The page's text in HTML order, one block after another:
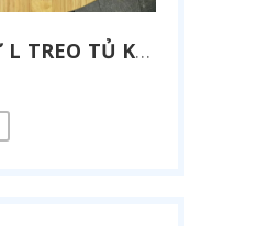
PAT CHỮ L TREO TỦ KỆ TIVI 23CM - 32CM - 45CM